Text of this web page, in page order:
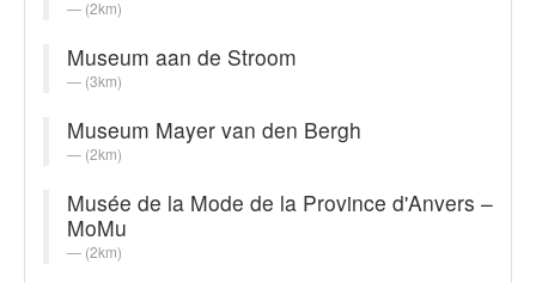
(2km)
Museum aan de Stroom
(3km)
Museum Mayer van den Bergh
(2km)
Musée de la Mode de la Province d'Anvers –
MoMu
(2km)